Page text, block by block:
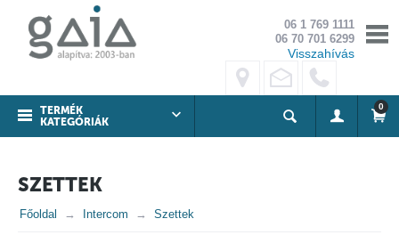
06 1 769 1111
06 70 701 6299
Visszahívás
TERMÉK
KATEGÓRIÁK
0
SZETTEK
Főoldal Intercom Szettek